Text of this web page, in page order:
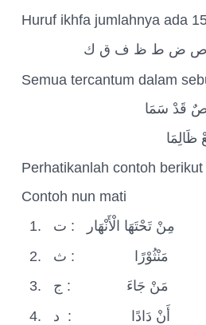
Huruf ikhfa jumlahnya ada
ص ض ط ظ ف ق ك
Semua tercantum dalam
قَدْ سَمَا
Perhatikanlah contoh berikut
Contoh nun mati
1.
ت :
مِنْ تَحْتَهَا الْأَنْهَار
2.
ث :
مَنْثُوْرًا
3.
ج :
مَنْ جَاءَ
4.
د :
أَنْ دَادًا